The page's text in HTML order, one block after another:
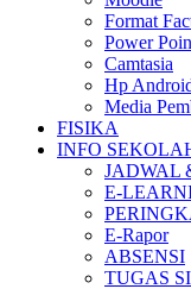
Format
Power
Camtasia
Hp
Media
FISIKA
INFO
JADWAL
E-
E-Rapor
ABSENSI
TUGAS